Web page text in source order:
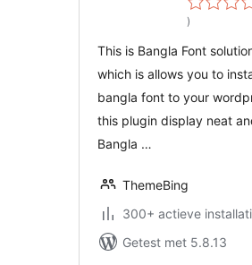
aantal
beoordelingen
)
This is Bangla Font
which is allows you to
bangla font to your
this plugin display neat
Bangla …
ThemeBing
300+ actieve
Getest met 5.8.13